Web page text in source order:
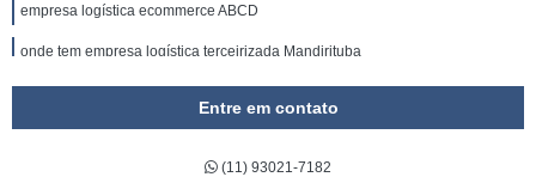
empresa logística ecommerce ABCD
onde tem empresa logística terceirizada Mandirituba
Entre em contato
(11) 93021-7182